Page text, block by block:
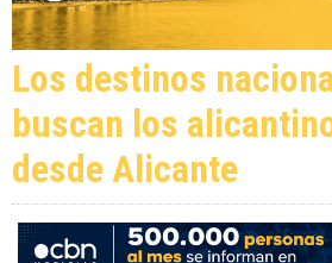
Los destinos
buscan los
desde Alicante